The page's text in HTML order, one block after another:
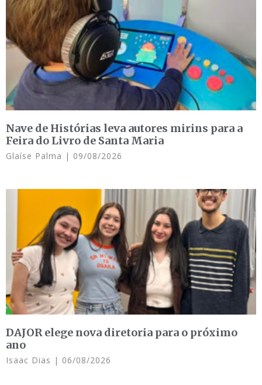
Nave de Histórias leva autores mirins para a
Feira do Livro de Santa Maria
Glaíse Palma 09/08/2026
DAJOR elege nova diretoria para o próximo
ano
Isaac Dias 06/08/2026